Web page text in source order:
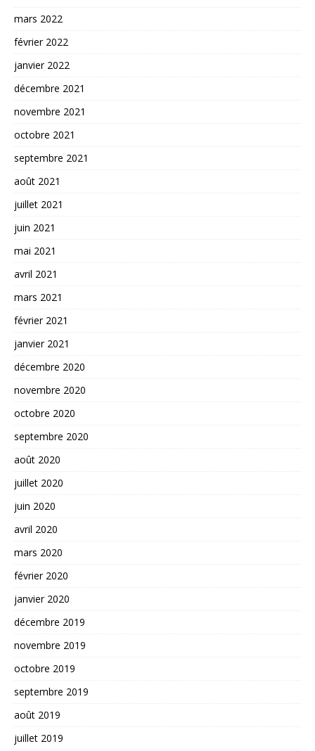
mars 2022
février 2022
janvier 2022
décembre 2021
novembre 2021
octobre 2021
septembre 2021
août 2021
juillet 2021
juin 2021
mai 2021
avril 2021
mars 2021
février 2021
janvier 2021
décembre 2020
novembre 2020
octobre 2020
septembre 2020
août 2020
juillet 2020
juin 2020
avril 2020
mars 2020
février 2020
janvier 2020
décembre 2019
novembre 2019
octobre 2019
septembre 2019
août 2019
juillet 2019